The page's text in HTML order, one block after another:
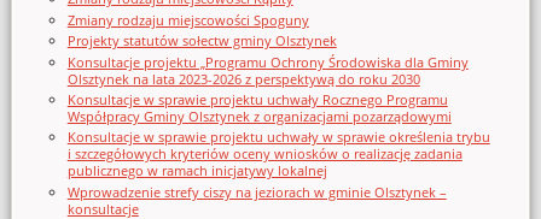
Zmiany rodzaju miejscowości Spoguny
Projekty statutów sołectw gminy Olsztynek
Konsultacje projektu „Programu Ochrony Środowiska dla Gminy
Olsztynek na lata 2023-2026 z perspektywą do roku 2030
Konsultacje w sprawie projektu uchwały Rocznego Programu
Współpracy Gminy Olsztynek z organizacjami pozarządowymi
Konsultacje w sprawie projektu uchwały w sprawie określenia trybu
i szczegółowych kryteriów oceny wniosków o realizację zadania
publicznego w ramach inicjatywy lokalnej
Wprowadzenie strefy ciszy na jeziorach w gminie Olsztynek –
konsultacje